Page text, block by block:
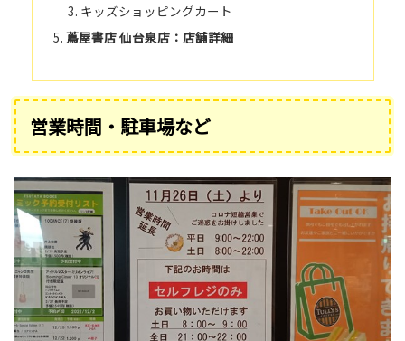
キッズショッピングカート
蔦屋書店 仙台泉店：店舗詳細
営業時間・駐車場など